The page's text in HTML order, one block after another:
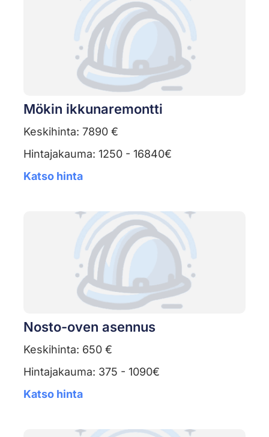
Mökin ikkunaremontti
Keskihinta: 7890 €
Hintajakauma: 1250 - 16840€
Katso hinta
Nosto-oven asennus
Keskihinta: 650 €
Hintajakauma: 375 - 1090€
Katso hinta